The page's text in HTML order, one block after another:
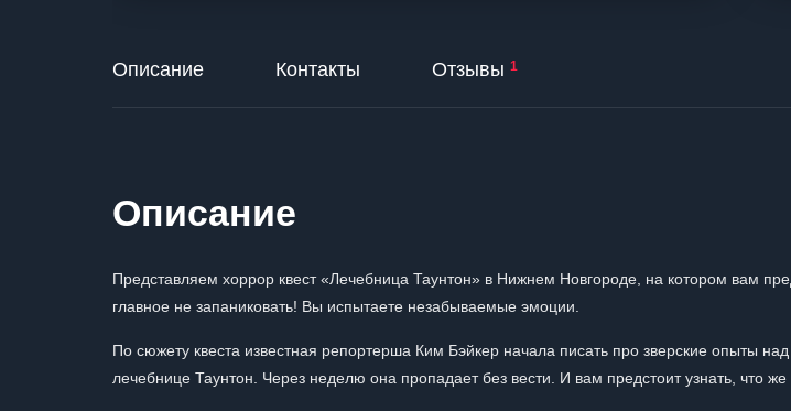
Описание Контакты Отзывы 1
Описание
Представляем хоррор квест «Лечебница Таунтон» в Нижнем Новгороде, на котором вам
главное не запаниковать! Вы испытаете незабываемые эмоции.
По сюжету квеста известная репортерша Ким Бэйкер начала писать про зверские опыты
лечебнице Таунтон. Через неделю она пропадает без вести. И вам предстоит узнать, что